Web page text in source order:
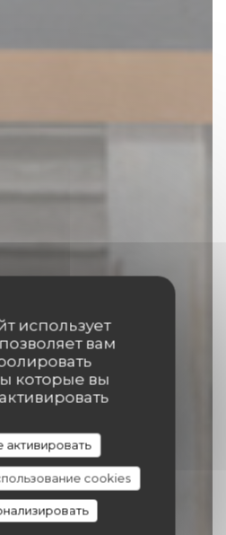
использует
вам
которые вы
активировать
cookies
17
|TOURNAI
СТОЛИК